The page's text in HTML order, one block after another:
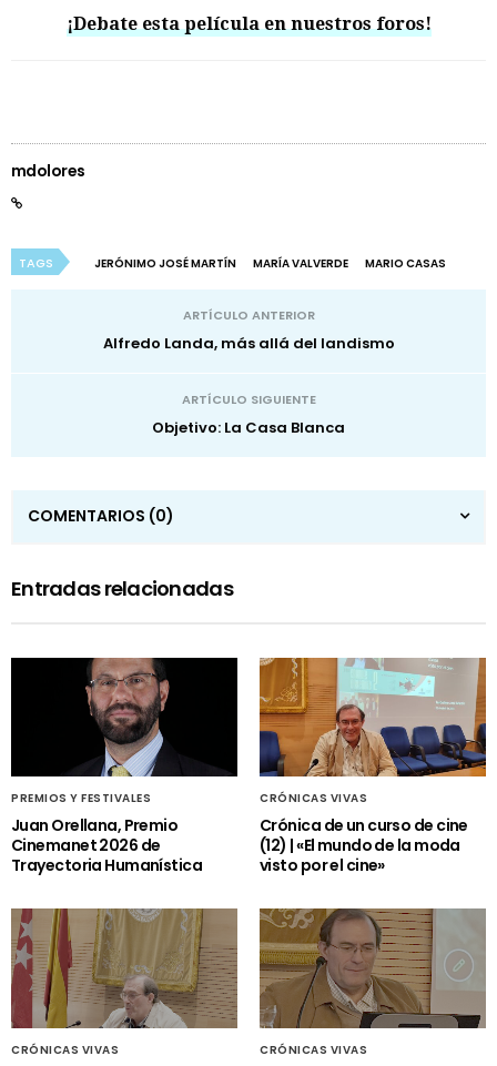
¡Debate esta película en nuestros foros!
mdolores
TAGS JERÓNIMO JOSÉ MARTÍN MARÍA VALVERDE MARIO CASAS
ARTÍCULO ANTERIOR
Alfredo Landa, más allá del landismo
ARTÍCULO SIGUIENTE
Objetivo: La Casa Blanca
COMENTARIOS (0)
Entradas relacionadas
PREMIOS Y FESTIVALES
Juan Orellana, Premio
Cinemanet 2026 de
Trayectoria Humanística
CRÓNICAS VIVAS
Crónica de un curso de cine
(12) | «El mundo de la moda
visto por el cine»
CRÓNICAS VIVAS CRÓNICAS VIVAS